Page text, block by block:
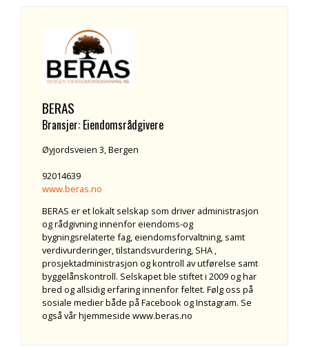
BERAS
Bransjer: Eiendomsrådgivere
Øyjordsveien 3, Bergen
92014639
www.beras.no
BERAS er et lokalt selskap som driver administrasjon
og rådgivning innenfor eiendoms-og
bygningsrelaterte fag, eiendomsforvaltning, samt
verdivurderinger, tilstandsvurdering, SHA ,
prosjektadministrasjon og kontroll av utførelse samt
byggelånskontroll. Selskapet ble stiftet i 2009 og har
bred og allsidig erfaring innenfor feltet. Følg oss på
sosiale medier både på Facebook og Instagram. Se
også vår hjemmeside www.beras.no